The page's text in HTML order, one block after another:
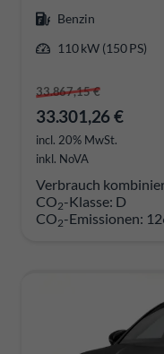
Benzin
110 kW (150 PS)
33.867,15 €
33.301,26 €
incl. 20% MwSt.
inkl. NoVA
Verbrauch
CO2-Klasse: D
CO2-Emissionen: